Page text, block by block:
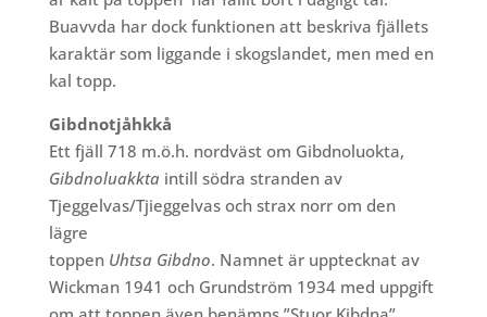
Buavvda har dock funktionen att beskriva fjällets
karaktär som liggande i skogslandet, men med en
kal topp.
Gibdnotjåhkkå
Ett fjäll 718 m.ö.h. nordväst om Gibdnoluokta,
Gibdnoluakktaintill södra stranden av
Tjeggelvas/Tjieggelvas och strax norr om den
lägre
toppen Uhtsa Gibdno. Namnet är upptecknat av
Wickman 1941 och Grundström 1934 med uppgift